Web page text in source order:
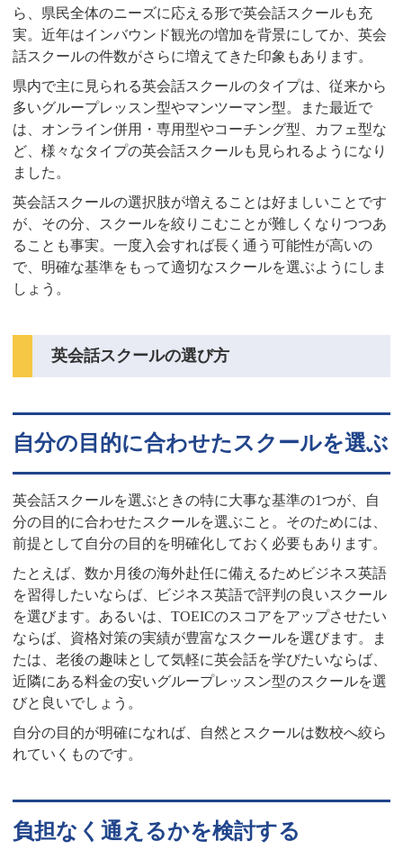
ら、県民全体のニーズに応える形で英会話スクールも充
実。近年はインバウンド観光の増加を背景にしてか、英会
話スクールの件数がさらに増えてきた印象もあります。
県内で主に見られる英会話スクールのタイプは、従来から
多いグループレッスン型やマンツーマン型。また最近で
は、オンライン併用・専用型やコーチング型、カフェ型な
ど、様々なタイプの英会話スクールも見られるようになり
ました。
英会話スクールの選択肢が増えることは好ましいことです
が、その分、スクールを絞りこむことが難しくなりつつあ
ることも事実。一度入会すれば長く通う可能性が高いの
で、明確な基準をもって適切なスクールを選ぶようにしま
しょう。
英会話スクールの選び方
自分の目的に合わせたスクールを選ぶ
英会話スクールを選ぶときの特に大事な基準の1つが、自
分の目的に合わせたスクールを選ぶこと。そのためには、
前提として自分の目的を明確化しておく必要もあります。
たとえば、数か月後の海外赴任に備えるためビジネス英語
を習得したいならば、ビジネス英語で評判の良いスクール
を選びます。あるいは、TOEICのスコアをアップさせたい
ならば、資格対策の実績が豊富なスクールを選びます。ま
たは、老後の趣味として気軽に英会話を学びたいならば、
近隣にある料金の安いグループレッスン型のスクールを選
びと良いでしょう。
自分の目的が明確になれば、自然とスクールは数校へ絞ら
れていくものです。
負担なく通えるかを検討する